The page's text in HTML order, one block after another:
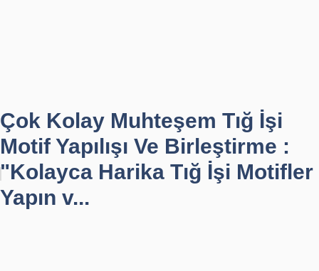
Çok Kolay Muhteşem Tığ İşi
Motif Yapılışı Ve Birleştirme :
"Kolayca Harika Tığ İşi Motifler
Yapın v...